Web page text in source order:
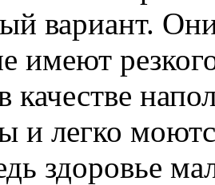
вариант.
имеют
качестве
и легко
здоровье